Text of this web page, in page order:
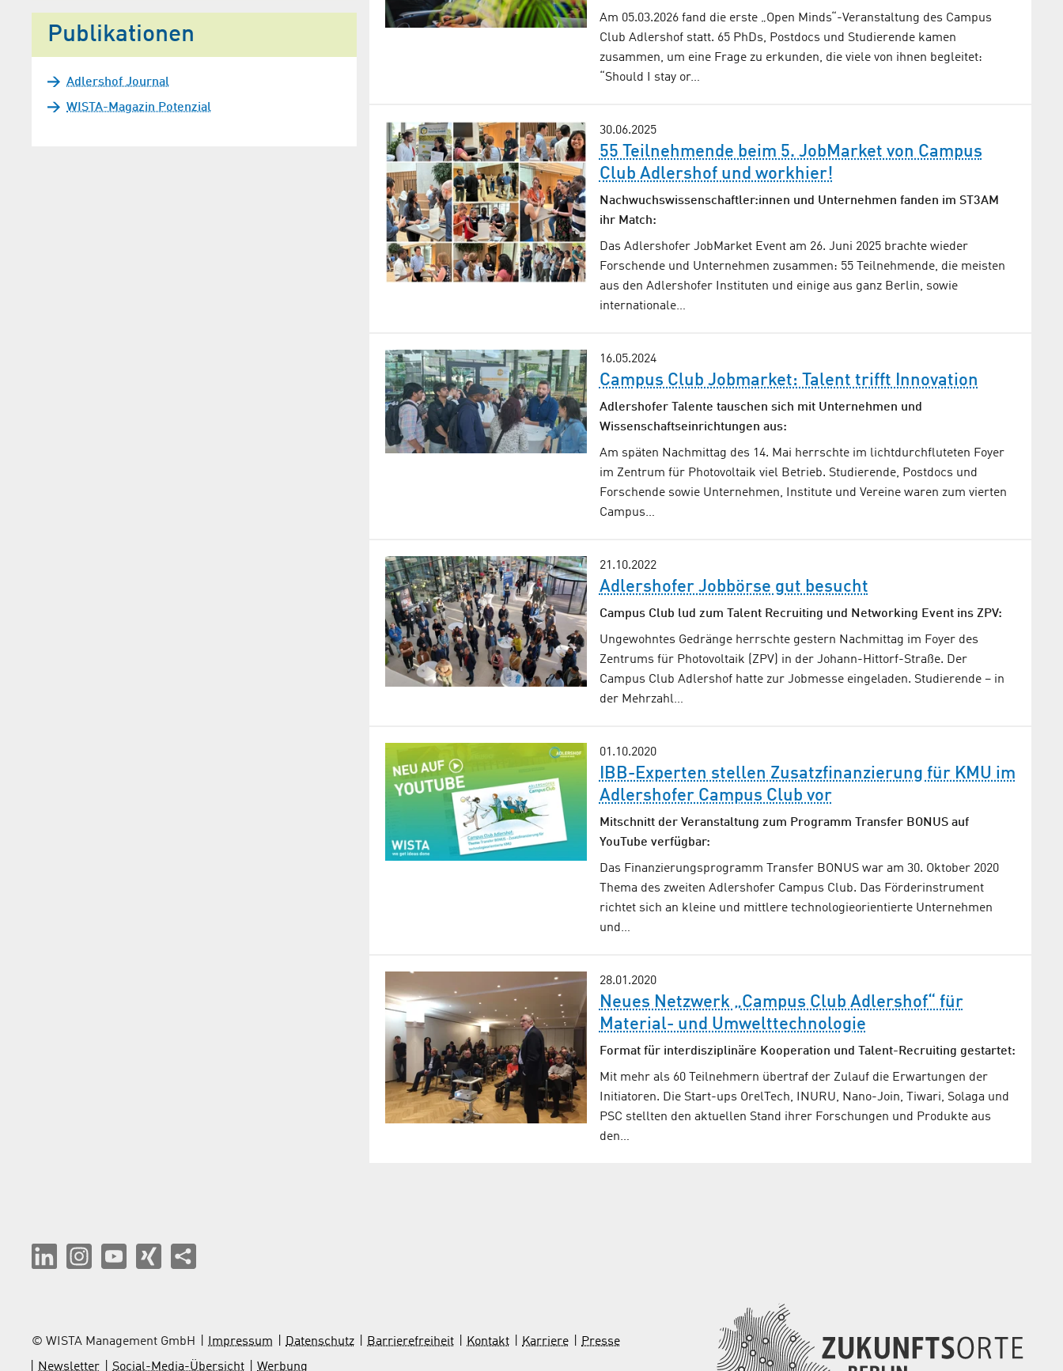
Publikationen
Adlershof Journal
WISTA-Magazin Potenzial
Am 05.03.2026 fand die erste „Open Minds“-Veranstaltung des Campus
Club Adlershof statt. 65 PhDs, Postdocs und Studierende kamen
zusammen, um eine Frage zu erkunden, die viele von ihnen begleitet:
“Should I stay or…
30.06.2025
55 Teilnehmende beim 5. JobMarket von Campus
Club Adlershof und workhier!
Nachwuchs­wissen­schaftler:innen und Unternehmen fanden im ST3AM
ihr Match:
Das Adlershofer JobMarket Event am 26. Juni 2025 brachte wieder
Forschende und Unternehmen zusammen: 55 Teilnehmende, die meisten
aus den Adlershofer Instituten und einige aus ganz Berlin, sowie
internationale…
16.05.2024
Campus Club Jobmarket: Talent trifft Innovation
Adlershofer Talente tauschen sich mit Unternehmen und
Wissenschaftseinrichtungen aus:
Am späten Nachmittag des 14. Mai herrschte im lichtdurchfluteten Foyer
im Zentrum für Photovoltaik viel Betrieb. Studierende, Postdocs und
Forschende sowie Unternehmen, Institute und Vereine waren zum vierten
Campus…
21.10.2022
Adlershofer Jobbörse gut besucht
Campus Club lud zum Talent Recruiting und Networking Event ins ZPV:
Ungewohntes Gedränge herrschte gestern Nachmittag im Foyer des
Zentrums für Photovoltaik (ZPV) in der Johann-Hittorf-Straße. Der
Campus Club Adlershof hatte zur Jobmesse eingeladen. Studierende – in
der Mehrzahl…
01.10.2020
IBB-Experten stellen Zusatzfinanzierung für KMU im
Adlershofer Campus Club vor
Mitschnitt der Veranstaltung zum Programm Transfer BONUS auf
YouTube verfügbar:
Das Finanzierungsprogramm Transfer BONUS war am 30. Oktober 2020
Thema des zweiten Adlershofer Campus Club. Das Förderinstrument
richtet sich an kleine und mittlere technologieorientierte Unternehmen
und…
28.01.2020
Neues Netzwerk „Campus Club Adlershof“ für
Material- und Umwelttechnologie
Format für interdisziplinäre Kooperation und Talent-Recruiting gestartet:
Mit mehr als 60 Teilnehmern übertraf der Zulauf die Erwartungen der
Initiatoren. Die Start-ups OrelTech, INURU, Nano-Join, Tiwari, Solaga und
PSC stellten den aktuellen Stand ihrer Forschungen und Produkte aus
den…
© WISTA Management GmbH Impressum Datenschutz Barrierefreiheit Kontakt Karriere
Presse
Newsletter
Social-Media-Übersicht Werbung